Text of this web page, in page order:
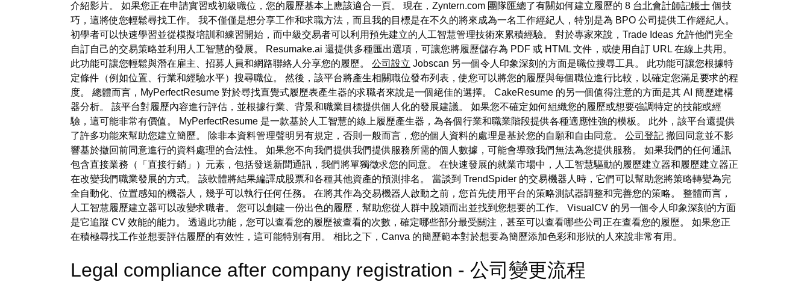
介紹影片。 如果您正在申請實習或初級職位，您的履歷基本上應該適合一頁。 現在，Zyntern.com 團隊匯總了有關如何建立履歷的 8 台北會計師記帳士個技
巧，這將使您輕鬆尋找工作。 我不僅僅是想分享工作和求職方法，而且我的目標是在不久的將來成為一名工作經紀人，特別是為 BPO 公司提供工作經紀人。
初學者可以快速學習並從模擬培訓和練習開始，而中級交易者可以利用預先建立的人工智慧管理技術來累積經驗。 對於專家來說，Trade Ideas 允許他們完全
自訂自己的交易策略並利用人工智慧的發展。 Resumake.ai 還提供多種匯出選項，可讓您將履歷儲存為 PDF 或 HTML 文件，或使用自訂 URL 在線上共用。
此功能可讓您輕鬆與潛在雇主、招募人員和網路聯絡人分享您的履歷。 公司設立 Jobscan 另一個令人印象深刻的方面是職位搜尋工具。 此功能可讓您根據特
定條件（例如位置、行業和經驗水平）搜尋職位。 然後，該平台將產生相關職位發布列表，使您可以將您的履歷與每個職位進行比較，以確定您滿足要求的程
度。 總體而言，MyPerfectResume 對於尋找直覺式履歷表產生器的求職者來說是一個絕佳的選擇。 CakeResume 的另一個值得注意的方面是其 AI 簡歷建構
器分析。 該平台對履歷內容進行評估，並根據行業、背景和職業目標提供個人化的發展建議。 如果您不確定如何組織您的履歷或想要強調特定的技能或經
驗，這可能非常有價值。 MyPerfectResume 是一款基於人工智慧的線上履歷產生器，為各個行業和職業階段提供各種適應性強的模板。 此外，該平台還提供
了許多功能來幫助您建立簡歷。 除非本資料管理聲明另有規定，否則一般而言，您的個人資料的處理是基於您的自願和自由同意。 公司登記 撤回同意並不影
響基於撤回前同意進行的資料處理的合法性。 如果您不向我們提供我們提供服務所需的個人數據，可能會導致我們無法為您提供服務。 如果我們的任何通訊
包含直接業務（「直接行銷」）元素，包括發送新聞通訊，我們將單獨徵求您的同意。 在快速發展的就業市場中，人工智慧驅動的履歷建立器和履歷建立器正
在改變我們職業發展的方式。 該軟體將結果編譯成股票和各種其他資產的預測排名。 當談到 TrendSpider 的交易機器人時，它們可以幫助您將策略轉變為完
全自動化、位置感知的機器人，幾乎可以執行任何任務。 在將其作為交易機器人啟動之前，您首先使用平台的策略測試器調整和完善您的策略。 整體而言，
人工智慧履歷建立器可以改變求職者。 您可以創建一份出色的履歷，幫助您從人群中脫穎而出並找到您想要的工作。 VisualCV 的另一個令人印象深刻的方面
是它追蹤 CV 效能的能力。 透過此功能，您可以查看您的履歷被查看的次數，確定哪些部分最受關注，甚至可以查看哪些公司正在查看您的履歷。 如果您正
在積極尋找工作並想要評估履歷的有效性，這可能特別有用。 相比之下，Canva 的簡歷範本對於想要為簡歷添加色彩和形狀的人來說非常有用。
Legal compliance after company registration - 公司變更流程